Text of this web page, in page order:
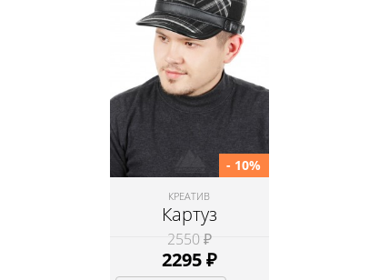
КРЕАТИВ
Картуз
2550 ₽
2295₽
- 10%